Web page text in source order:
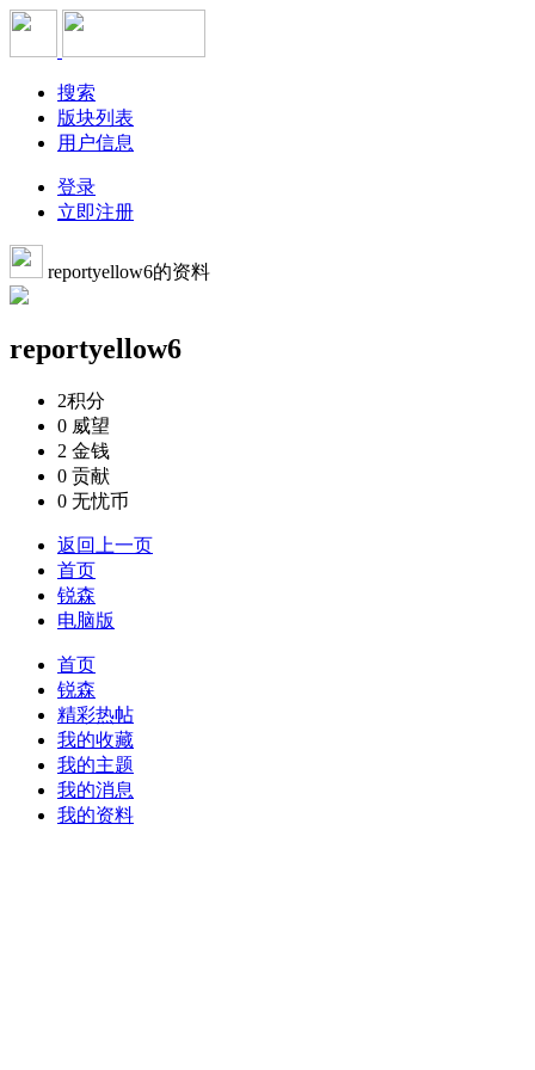
搜索
版块列表
用户信息
登录
立即注册
reportyellow6的资料
reportyellow6
2积分
0 威望
2 金钱
0 贡献
0 无忧币
返回上一页
首页
锐森
电脑版
首页
锐森
精彩热帖
我的收藏
我的主题
我的消息
我的资料